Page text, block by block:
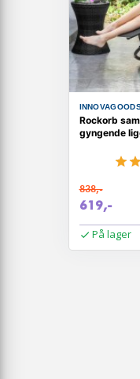
Rockorb
gyngende
838,-
619,-
På lager